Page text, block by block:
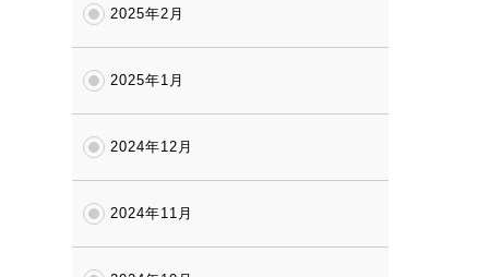
2025年2月
2025年1月
2024年12月
2024年11月